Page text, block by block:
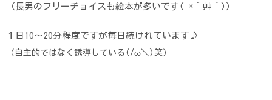
（長男のフリーチョイスも絵本が多いです( *´艸｀)）
１日10～20分程度ですが毎日続けれています♪
（自主的ではなく誘導している(/ω＼)笑）